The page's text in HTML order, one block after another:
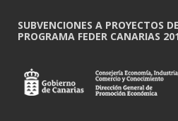
SUBVENCIONES A PROYECTOS
PROGRAMA FEDER CANARIAS